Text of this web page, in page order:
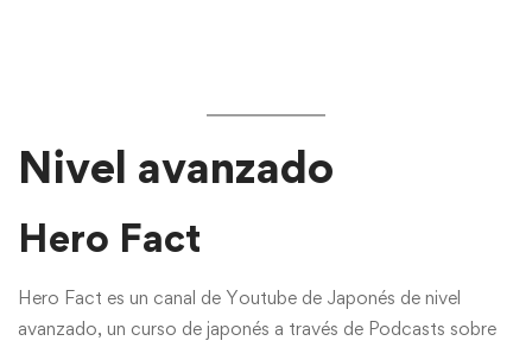
Nivel avanzado
Hero Fact
Hero Fact es un canal de Youtube de Japonés de nivel
avanzado, un curso de japonés a través de Podcasts sobre